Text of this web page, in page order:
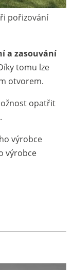
pořizování
a zasouvání
tomu lze
otvorem.
opatřit
.
výrobce
výrobce